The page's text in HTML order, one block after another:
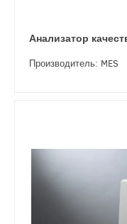
Анализатор
Производитель: MES